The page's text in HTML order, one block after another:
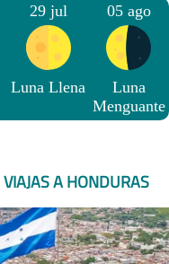
29 jul
Luna Llena
05 ago
Luna
Menguante
A HONDURAS